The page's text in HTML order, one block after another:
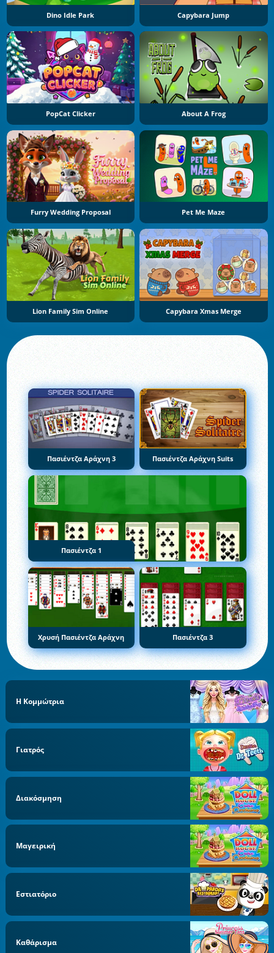
Dino Idle Park Capybara Jump
PopCat Clicker About A Frog
Furry Wedding Proposal Pet Me Maze
Lion Family Sim Online Capybara Xmas Merge
Πασιέντζα Αράχνη 3 Πασιέντζα Αράχνη Suits
Πασιέντζα 1
Χρυσή Πασιέντζα Αράχνη Πασιέντζα 3
Η Κομμώτρια
Γιατρός
Διακόσμηση
Μαγειρική
Εστιατόριο
Καθάρισμα